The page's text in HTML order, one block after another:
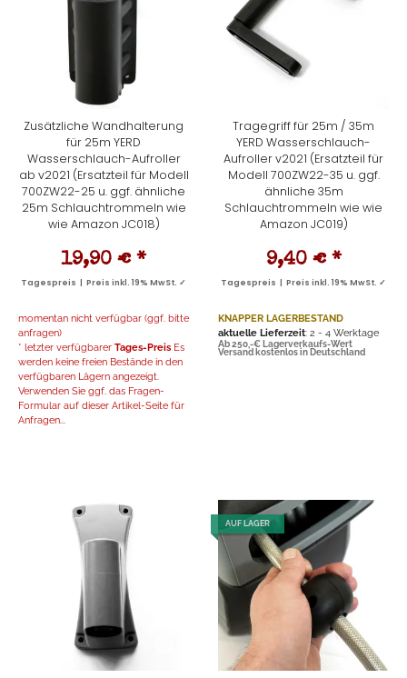
Zusätzliche Wandhalterung
für 25m YERD
Wasserschlauch-Aufroller
ab v2021 (Ersatzteil für Modell
700ZW22-25 u. ggf. ähnliche
25m Schlauchtrommeln wie
wie Amazon JC018)
19,90 € *
Tagespreis | Preis inkl. 19% MwSt. ✓
momentan nicht verfügbar (ggf. bitte
anfragen)
* letzter verfügbarer Tages-Preis Es
werden keine freien Bestände in den
verfügbaren Lägern angezeigt.
Verwenden Sie ggf. das Fragen-
Formular auf dieser Artikel-Seite für
Anfragen...
Tragegriff für 25m / 35m
YERD Wasserschlauch-
Aufroller v2021 (Ersatzteil für
Modell 700ZW22-35 u. ggf.
ähnliche 35m
Schlauchtrommeln wie wie
Amazon JC019)
9,40 € *
Tagespreis | Preis inkl. 19% MwSt. ✓
KNAPPER LAGERBESTAND
aktuelle Lieferzeit: 2 - 4 Werktage
Ab 250,-€ Lagerverkaufs-Wert
Versand kostenlos in Deutschland
AUF LAGER